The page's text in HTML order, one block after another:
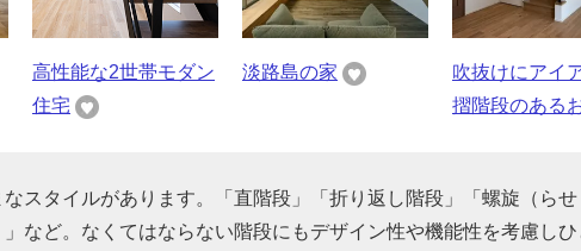
高性能な2世帯モダン
住宅
淡路島の家
吹抜けにアイ
摺階段のある
スタイルがあります。「直階段」「折り返し階段」「螺旋（らせ
など。なくてはならない階段にもデザイン性や機能性を考慮しひ